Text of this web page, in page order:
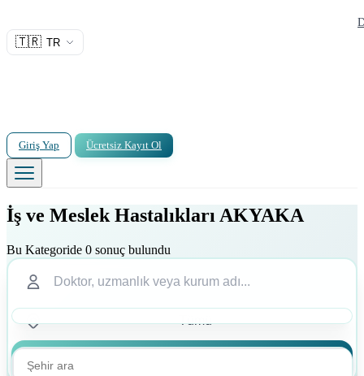
🇹🇷 TR
Giriş Yap Ücretsiz Kayıt Ol
İş ve Meslek Hastalıkları AKYAKA
Bu Kategoride 0 sonuç bulundu